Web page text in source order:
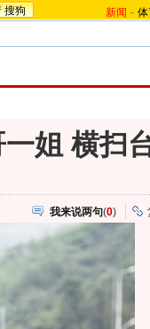
搜狗 新闻 -
姐 横扫
我来说两句(0)